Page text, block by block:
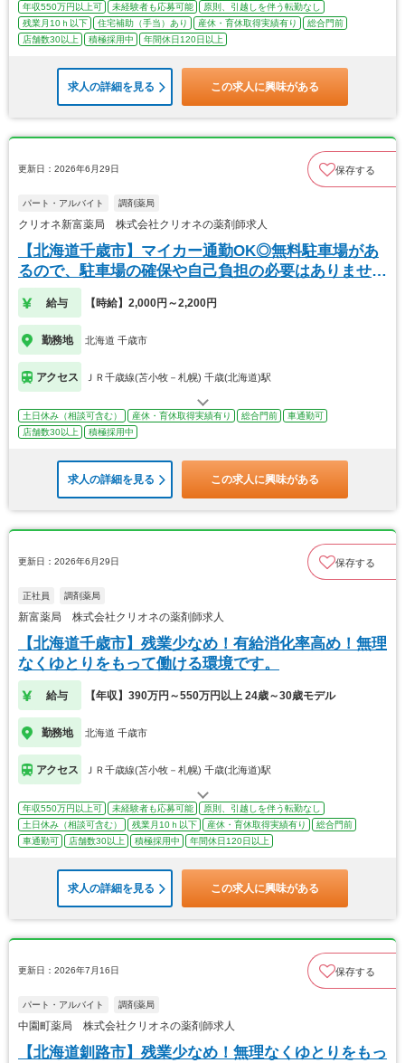
年収550万円以上可 未経験者も応募可能
原則、引越しを伴う転勤なし
残業月10ｈ以下
住宅補助（手当）あり 産休・育休取得実績有り
総合門前
店舗数30以上
積極採用中 年間休日120日以上
求人の詳細を見る この求人に興味がある
更新日：2026年6月29日 保存する
パート・アルバイト 調剤薬局
クリオネ新富薬局 株式会社クリオネの薬剤師求人
【北海道千歳市】マイカー通勤OK◎無料駐車場があ
るので、駐車場の確保や自己負担の必要はありませ
ん！
給与 【時給】2,000円～2,200円
勤務地 北海道 千歳市
アクセス ＪＲ千歳線(苫小牧－札幌) 千歳(北海道)駅
土日休み（相談可含む） 産休・育休取得実績有り 総合門前
車通勤可
店舗数30以上
積極採用中
求人の詳細を見る この求人に興味がある
更新日：2026年6月29日 保存する
正社員 調剤薬局
新富薬局 株式会社クリオネの薬剤師求人
【北海道千歳市】残業少なめ！有給消化率高め！無理
なくゆとりをもって働ける環境です。
給与 【年収】390万円～550万円以上 24歳～30歳モデル
勤務地 北海道 千歳市
アクセス ＪＲ千歳線(苫小牧－札幌) 千歳(北海道)駅
年収550万円以上可 未経験者も応募可能
原則、引越しを伴う転勤なし
土日休み（相談可含む）
残業月10ｈ以下 産休・育休取得実績有り
総合門前
車通勤可
店舗数30以上 積極採用中 年間休日120日以上
求人の詳細を見る この求人に興味がある
更新日：2026年7月16日 保存する
パート・アルバイト 調剤薬局
中園町薬局 株式会社クリオネの薬剤師求人
【北海道釧路市】残業少なめ！無理なくゆとりをもっ